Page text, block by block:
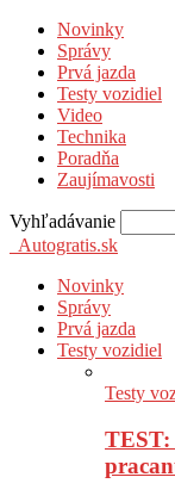
Novinky
Správy
Prvá jazda
Testy vozidiel
Video
Technika
Poradňa
Zaujímavosti
Vyhľadávanie
Autogratis.sk
Novinky
Správy
Prvá jazda
Testy vozidiel
Testy
TEST: